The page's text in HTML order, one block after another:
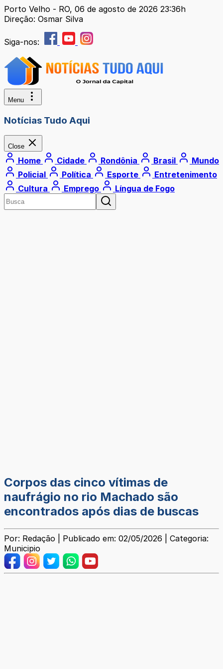
Porto Velho - RO, 06 de agosto de 2026 23:36h
Direção: Osmar Silva
Siga-nos:
Menu
Notícias Tudo Aqui
Close
Home Cidade Rondônia Brasil
Mundo
Policial
Política Esporte
Entretenimento
Cultura
Emprego Língua de Fogo
Corpos das cinco vítimas de
naufrágio no rio Machado são
encontrados após dias de buscas
Por: Redação | Publicado em: 02/05/2026 | Categoria:
Municipio